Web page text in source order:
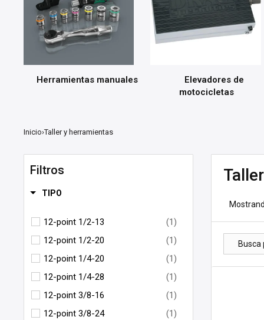
Herramientas manuales
Elevadores de
motocicletas
Inicio›Taller y herramientas
Filtros
TIPO
12-point 1/2-13
(1)
12-point 1/2-20
(1)
12-point 1/4-20
(1)
12-point 1/4-28
(1)
12-point 3/8-16
(1)
12-point 3/8-24
(1)